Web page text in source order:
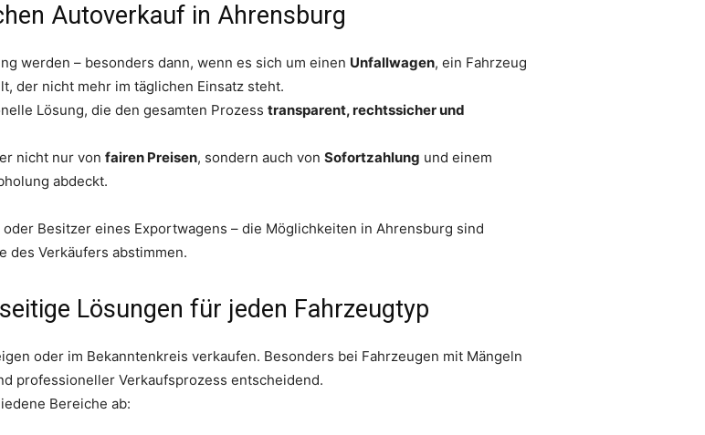
Autoverkauf in Ahrensburg
werden – besonders dann, wenn es sich um einen Unfallwagen, ein Fahrzeug
der nicht mehr im täglichen Einsatz steht.
Lösung, die den gesamten Prozess transparent, rechtssicher und
nicht nur von fairen Preisen, sondern auch von Sofortzahlung und einem
abdeckt.
Besitzer eines Exportwagens – die Möglichkeiten in Ahrensburg sind
des Verkäufers abstimmen.
Lösungen für jeden Fahrzeugtyp
oder im Bekanntenkreis verkaufen. Besonders bei Fahrzeugen mit Mängeln
professioneller Verkaufsprozess entscheidend.
Bereiche ab: